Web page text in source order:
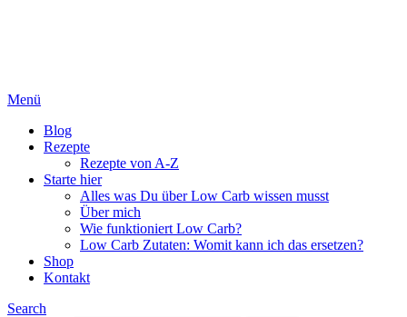
Menü
Blog
Rezepte
Rezepte von A-Z
Starte hier
Alles was Du über Low Carb wissen musst
Über mich
Wie funktioniert Low Carb?
Low Carb Zutaten: Womit kann ich das ersetzen?
Shop
Kontakt
Search